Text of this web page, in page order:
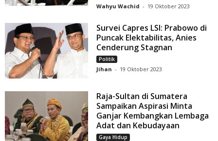
Wahyu Wachid - 19 Oktober 2023
Survei Capres LSI: Prabowo di
Puncak Elektabilitas, Anies
Cenderung Stagnan
Politik
Jihan - 19 Oktober 2023
Raja-Sultan di Sumatera
Sampaikan Aspirasi Minta
Ganjar Kembangkan Lembaga
Adat dan Kebudayaan
Gaya Hidup